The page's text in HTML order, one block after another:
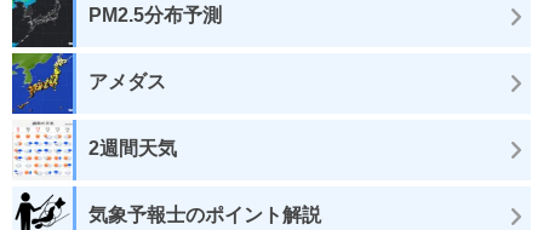
PM2.5分布予測
アメダス
2週間天気
気象予報士のポイント解説